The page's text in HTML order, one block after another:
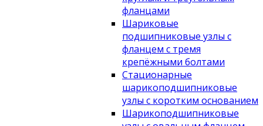
фланцами
Шариковые
подшипниковые узлы с
фланцем с тремя
крепёжными болтами
Стационарные
шарикоподшипниковые
узлы с коротким основанием
Шарикоподшипниковые